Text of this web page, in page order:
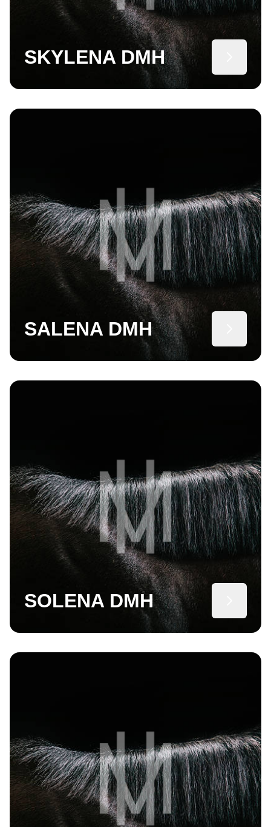
SKYLENA DMH
SALENA DMH
SOLENA DMH